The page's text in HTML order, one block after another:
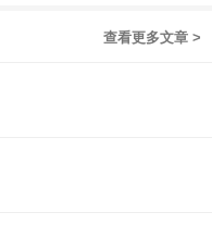
查看更多文章 >